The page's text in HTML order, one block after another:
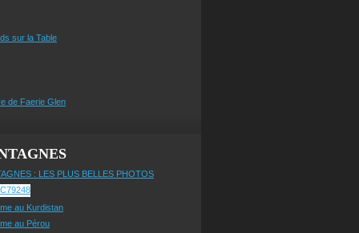
sur la Table
de Faerie Glen
: LES PLUS BELLES PHOTOS
au Kurdistan
au Pérou